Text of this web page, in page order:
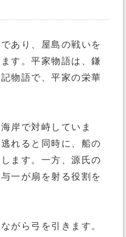
あり、屋島の戦いを
す。平家物語は、鎌
物語で、平家の栄華
岸で対峙していま
れると同時に、船の
ます。一方、源氏の
一が扇を射る役割を
がら弓を引きます。